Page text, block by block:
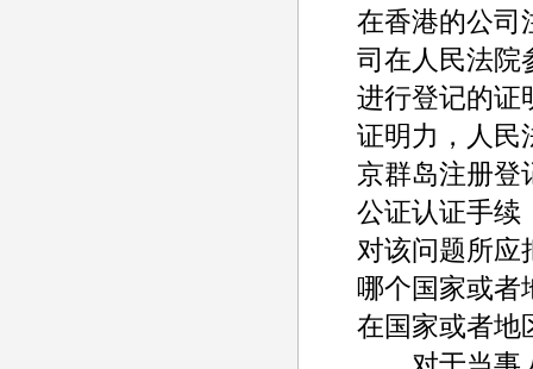
在香港的公司
司在人民法院
进行登记的证
证明力，人民
京群岛注册登
公证认证手续
对该问题所应
哪个国家或者
在国家或者地